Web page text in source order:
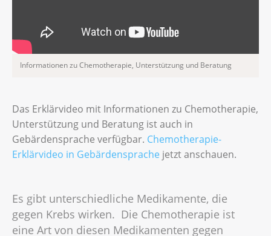
Informationen zu Chemotherapie, Unterstützung und Beratung
Das Erklärvideo mit Informationen zu Chemotherapie,
Unterstützung und Beratung ist auch in
Gebärdensprache verfügbar. Chemotherapie-
Erklärvideo in Gebärdensprache jetzt anschauen.
Es gibt unterschiedliche Medikamente, die
gegen Krebs wirken. Die Chemotherapie ist
eine Art von diesen Medikamenten gegen